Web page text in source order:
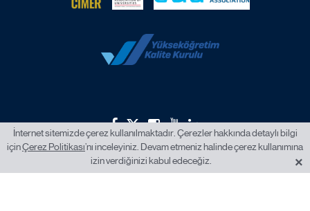
2026 © İstanbul Okan Üniversitesi.
İnternet sitemizde çerez kullanılmaktadır. Çerezler hakkında detaylı bilgi
içinÇerez Politikası’nı inceleyiniz. Devam etmeniz halinde çerez kullanımına
izin verdiğinizi kabul edeceğiz.
×